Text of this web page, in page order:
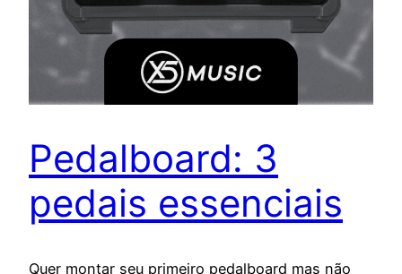
Pedalboard: 3
pedais essenciais
Quer montar seu primeiro pedalboard mas não